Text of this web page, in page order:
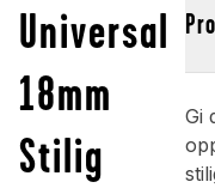
Universal
18mm
Stilig
Gi